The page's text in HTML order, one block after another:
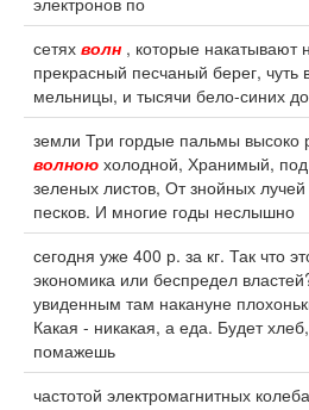
сетях волн , которые накатывают
прекрасный песчаный берег,
мельницы, и тысячи бело-синих
земли Три гордые пальмы высоко
волною холодной, Хранимый,
зеленых листов, От знойных лучей
песков. И многие годы неслышно
сегодня уже 400 р. за кг. Так что
экономика или беспредел
увиденным там накануне
Какая - никакая, а еда. Будет
помажешь
частотой электромагнитных